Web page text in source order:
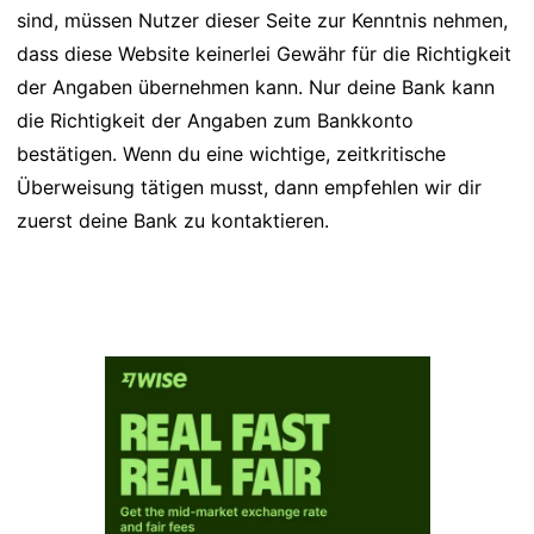
sind, müssen Nutzer dieser Seite zur Kenntnis nehmen,
dass diese Website keinerlei Gewähr für die Richtigkeit
der Angaben übernehmen kann. Nur deine Bank kann
die Richtigkeit der Angaben zum Bankkonto
bestätigen. Wenn du eine wichtige, zeitkritische
Überweisung tätigen musst, dann empfehlen wir dir
zuerst deine Bank zu kontaktieren.